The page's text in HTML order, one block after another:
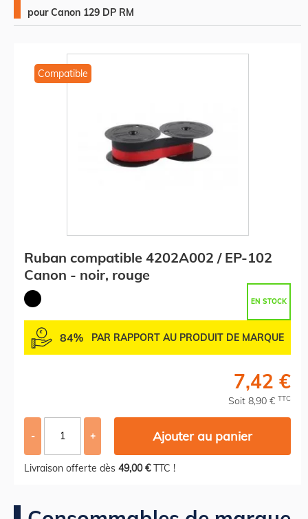
pour Canon 129 DP RM
Compatible
Ruban compatible 4202A002 / EP-102
Canon - noir, rouge
EN STOCK
84% PAR RAPPORT AU PRODUIT DE MARQUE
7,42 €
Soit 8,90 € TTC
- + Ajouter au panier
Livraison offerte dès 49,00 €TTC !